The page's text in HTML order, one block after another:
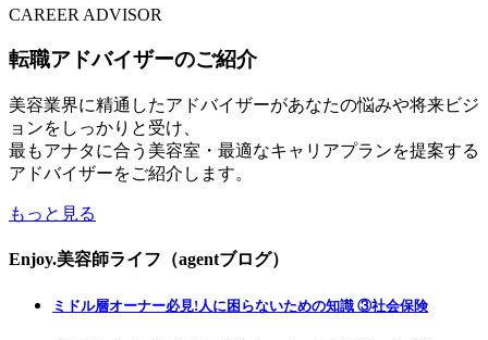
CAREER ADVISOR
転職アドバイザーのご紹介
美容業界に精通したアドバイザーがあなたの悩みや将来ビジ
ョンをしっかりと受け、
最もアナタに合う美容室・最適なキャリアプランを提案する
アドバイザーをご紹介します。
もっと見る
Enjoy.美容師ライフ（agentブログ）
ミドル層オーナー必見!人に困らないための知識 ③社会保険